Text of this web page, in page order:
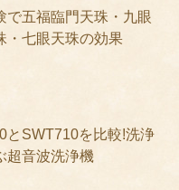
で五福臨門天珠・九眼
・七眼天珠の効果
とSWT710を比較!洗浄
超音波洗浄機